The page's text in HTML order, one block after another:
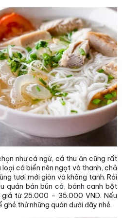
như cá ngừ, cá thu ăn cũng rất
cá biển nên ngọt và thanh, chả
tươi mới giòn và không tanh. Rải
quán bán bún cá, bánh canh bột
từ 25.000 – 35.000 VND. Nếu
thử những quán dưới đây nhé.